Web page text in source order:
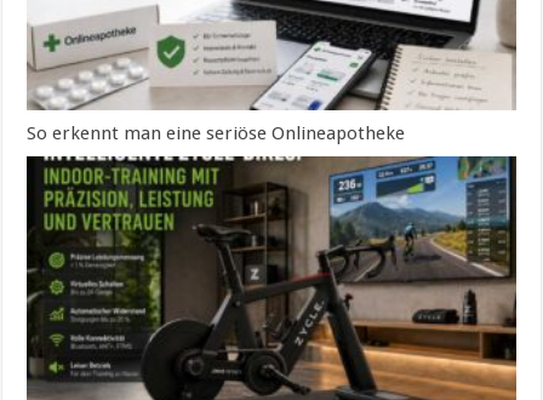
So erkennt man eine seriöse Onlineapotheke